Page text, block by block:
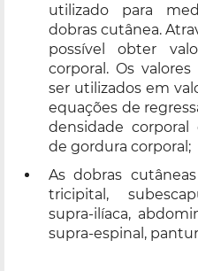
utilizado para
dobras cutânea.
possível obter
corporal. Os
ser utilizados em
equações de
densidade
de gordura corporal;
As dobras
tricipital,
supra-ilíaca,
supra-espinal,